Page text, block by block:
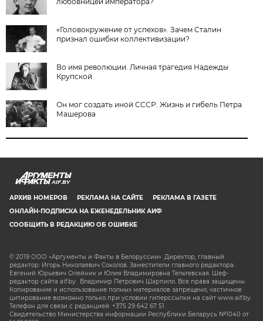
«Головокружение от успехов». Зачем Сталин
признал ошибки коллективизации?
Во имя революции. Личная трагедия Надежды
Крупской
Он мог создать иной СССР. Жизнь и гибель Петра
Машерова
AIF.BY
АРХИВ НОМЕРОВ РЕКЛАМА НА САЙТЕ
РЕКЛАМА В ГАЗЕТЕ
ОНЛАЙН-ПОДПИСКА НА ЕЖЕНЕДЕЛЬНИК АИФ
СООБЩИТЬ В РЕДАКЦИЮ ОБ ОШИБКЕ
© 2019 ООО «Аргументы и Факты в Белоруссии». Директор, главный
редактор: Игорь Николаевич Соколов. Заместители главного редактора:
Евгений Юрьевич Олейник и Юлия Владимировна Тельтевская. Шеф-
редактор сайта aif.by: Владимир Петрович Шарпило. Все права защищены.
Копирование и использование полных материалов запрещено, частичное
цитирование возможно только при условии гиперссылки на сайт www.aif.by.
Телефон для связи с редакцией: +375 29 642 67 51.
Свидетельство Министерства информации Республики Беларусь №1040 от